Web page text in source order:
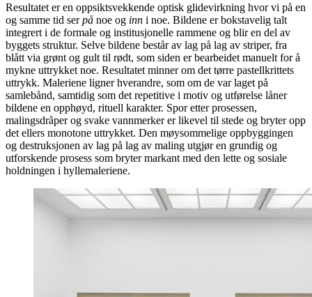
Resultatet er en oppsiktsvekkende optisk glidevirkning hvor vi på en
og samme tid serpå noe og inn i noe. Bildene er bokstavelig talt
integrert i de formale og institusjonelle rammene og blir en del av
byggets struktur. Selve bildene består av lag på lag av striper, fra
blått via grønt og gult til rødt, som siden er bearbeidet manuelt for å
mykne uttrykket noe. Resultatet minner om det tørre pastellkrittets
uttrykk. Maleriene ligner hverandre, som om de var laget på
samlebånd, samtidig som det repetitive i motiv og utførelse låner
bildene en opphøyd, rituell karakter. Spor etter prosessen,
malingsdråper og svake vannmerker er likevel til stede og bryter opp
det ellers monotone uttrykket. Den møysommelige oppbyggingen
og destruksjonen av lag på lag av maling utgjør en grundig og
utforskende prosess som bryter markant med den lette og sosiale
holdningen i hyllemaleriene.